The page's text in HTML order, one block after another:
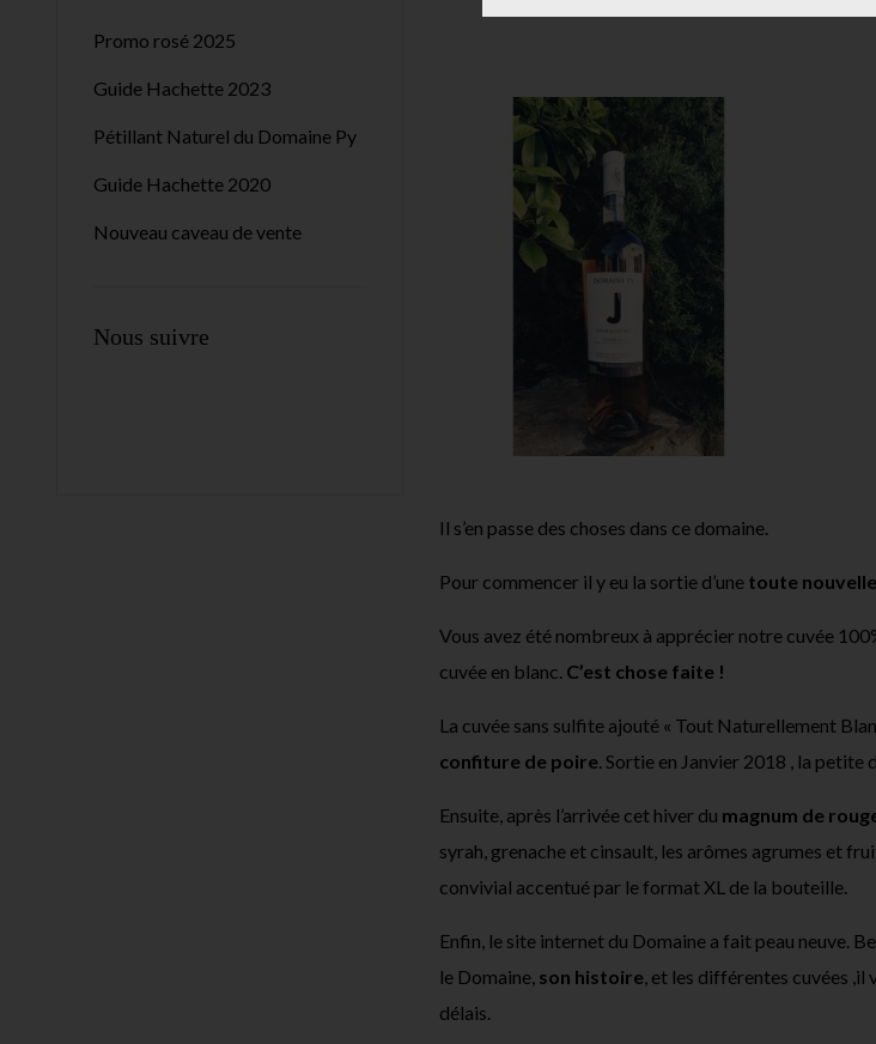
Il s’en passe des choses dans ce domaine.
Pour commencer il y eu la sortie d’une toute
Vous avez été nombreux à apprécier notre cuvée
cuvée en blanc. C’est chose faite !
La cuvée sans sulfite ajouté « Tout Naturellement
confiture de poire. Sortie en Janvier 2018 , la petite
Ensuite, après l’arrivée cet hiver du magnum de
syrah, grenache et cinsault, les arômes agrumes et
convivial accentué par le format XL de la bouteille.
Enfin, le site internet du Domaine a fait peau neuve.
le Domaine, son histoire, et les différentes cuvées
délais.
Promo rosé 2025
Guide Hachette 2023
Pétillant Naturel du Domaine Py
Guide Hachette 2020
Nouveau caveau de vente
Nous suivre